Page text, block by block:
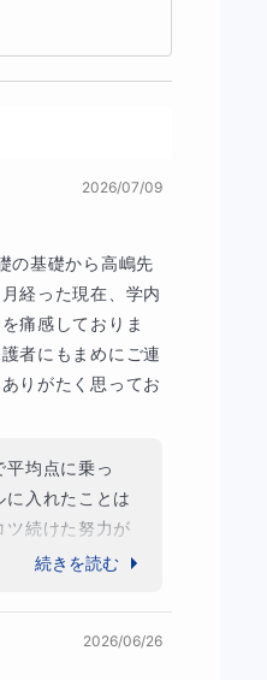
りがあるか、
ンル背景を知る
2026/07/09
の基礎から高嶋先
経った現在、学内
痛感しておりま
者にもまめにご連
りがたく思ってお
均点に乗っ
入れたことは
ツ続けた努力が
られる段階に一
続きを読む
2026/06/26